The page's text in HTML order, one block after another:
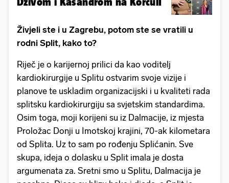
Živjeli ste i u Zagrebu, potom ste se vratili u
rodni Split, kako to?
Riječ je o karijernoj prilici da kao voditelj
kardiokirurgije u Splitu ostvarim svoje vizije i
planove te uskladim organizacijski i u kvaliteti rada
splitsku kardiokirurgiju sa svjetskim standardima.
Osim toga, moji korijeni su iz Dalmacije, iz mjesta
Proložac Donji u Imotskoj krajini, 70-ak kilometara
od Splita. Uz to sam po rođenju Splićanin. Sve
skupa, ideja o dolasku u Split imala je dosta
argumenata za. Sretni smo u Splitu, Dalmacija je